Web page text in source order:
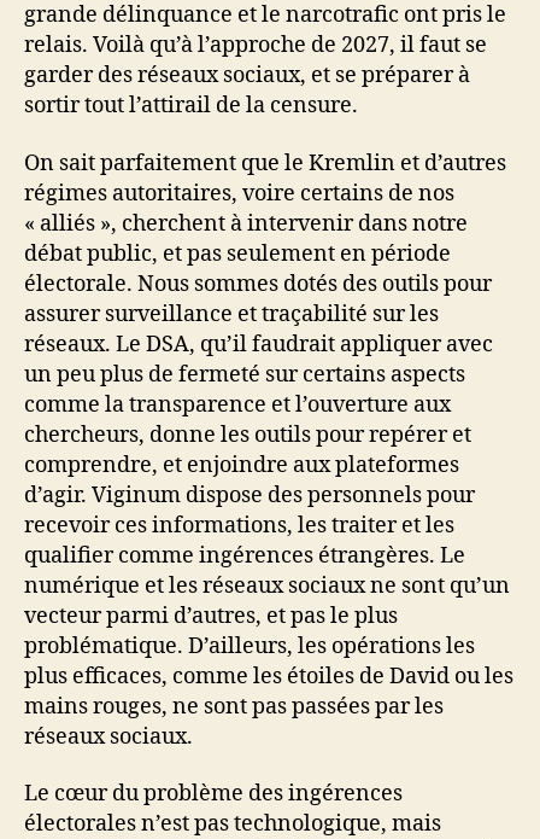
grande délinquance et le narcotrafic ont pris le
relais. Voilà qu’à l’approche de 2027, il faut se
garder des réseaux sociaux, et se préparer à
sortir tout l’attirail de la censure.
On sait parfaitement que le Kremlin et d’autres
régimes autoritaires, voire certains de nos
« alliés », cherchent à intervenir dans notre
débat public, et pas seulement en période
électorale. Nous sommes dotés des outils pour
assurer surveillance et traçabilité sur les
réseaux. Le DSA, qu’il faudrait appliquer avec
un peu plus de fermeté sur certains aspects
comme la transparence et l’ouverture aux
chercheurs, donne les outils pour repérer et
comprendre, et enjoindre aux plateformes
d’agir. Viginum dispose des personnels pour
recevoir ces informations, les traiter et les
qualifier comme ingérences étrangères. Le
numérique et les réseaux sociaux ne sont qu’un
vecteur parmi d’autres, et pas le plus
problématique. D’ailleurs, les opérations les
plus efficaces, comme les étoiles de David ou les
mains rouges, ne sont pas passées par les
réseaux sociaux.
Le cœur du problème des ingérences
électorales n’est pas technologique, mais